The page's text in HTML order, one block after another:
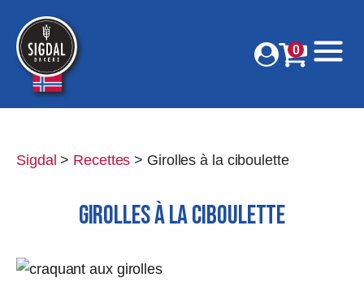
0
Sigdal > Recettes > Girolles à la ciboulette
GIROLLES À LA CIBOULETTE